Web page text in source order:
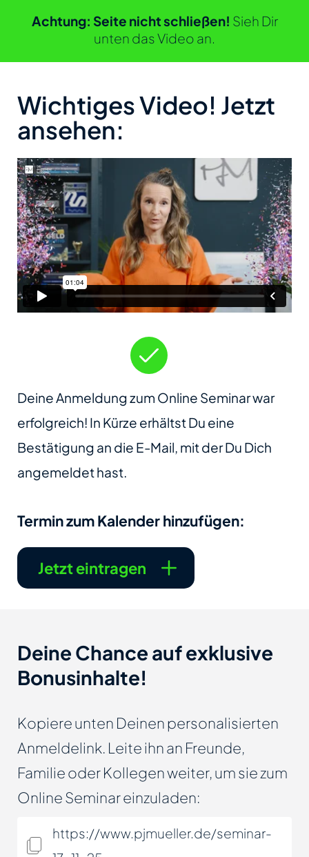
Achtung: Seite nicht schließen! Sieh Dir
unten das Video an.
Wichtiges Video! Jetzt
ansehen:
Deine Anmeldung zum Online Seminar war
erfolgreich! In Kürze erhältst Du eine
Bestätigung an die E-Mail, mit der Du Dich
angemeldet hast.
Termin zum Kalender hinzufügen:
Jetzt eintragen
Deine Chance auf exklusive
Bonusinhalte!
Kopiere unten Deinen personalisierten
Anmeldelink. Leite ihn an Freunde,
Familie oder Kollegen weiter, um sie zum
Online Seminar einzuladen:
https://www.pjmueller.de/seminar-